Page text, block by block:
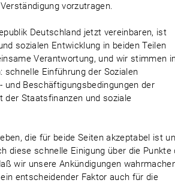
vorzutragen.
Deutschland jetzt vereinbaren, ist
sozialen Entwicklung in beiden Teilen
Verantwortung, und wir stimmen
Einführung der Sozialen
Beschäftigungsbedingungen der
der Staatsfinanzen und soziale
die für beide Seiten akzeptabel ist
diese schnelle Einigung über die Punkte
wir unsere Ankündigungen
entscheidender Faktor auch für die